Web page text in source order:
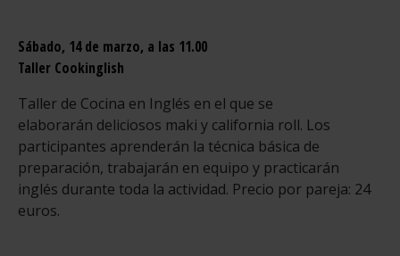
Sábado, 14 de marzo, a las 11.00
Taller Cookinglish
Taller de Cocina en Inglés en el que se
elaborarán deliciosos maki y california roll. Los
participantes aprenderán la técnica básica de
preparación, trabajarán en equipo y practicarán
inglés durante toda la actividad. Precio por pareja: 24
euros.